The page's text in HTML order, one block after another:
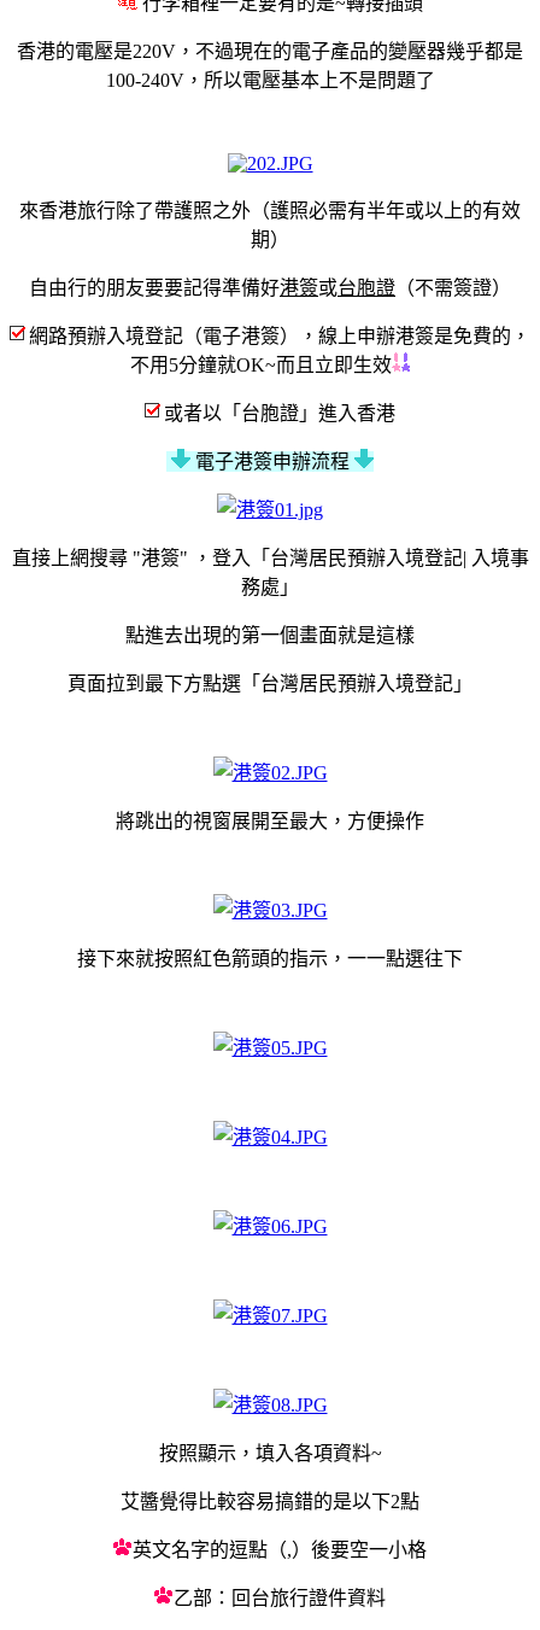
香港的電壓是220V， 不過現在的電子產品的變壓器幾乎都是
100-240V，所以電壓基本上不是問題了
來香港旅行除了帶護照之外 （護照必需有半年或以上的有效
期）
自由行的朋友要要記得準備好港簽或台胞證 （不需簽證）
網路預辦入境登記（電子港簽），線上申辦港簽是免費的，
不用5分鐘就OK~而且立即生效
或者以「台胞證」進入香港
電子港簽申辦流程
直接上網搜尋"港簽" ， 登入 「 台灣居民預辦入境登記| 入境事
務處 」
點進去出現的第一個畫面就是這樣
頁面拉到最下方點選 「 台灣居民預辦入境登記 」
將跳出的視窗展開至最大，方便操作
接下來就按照紅色箭頭的指示，一一點選往下
按照顯示，填入各項資料~
艾醬覺得比較容易搞錯的是以下2點
英文名字的逗點（,）後要空一小格
乙部：回台旅行證件資料